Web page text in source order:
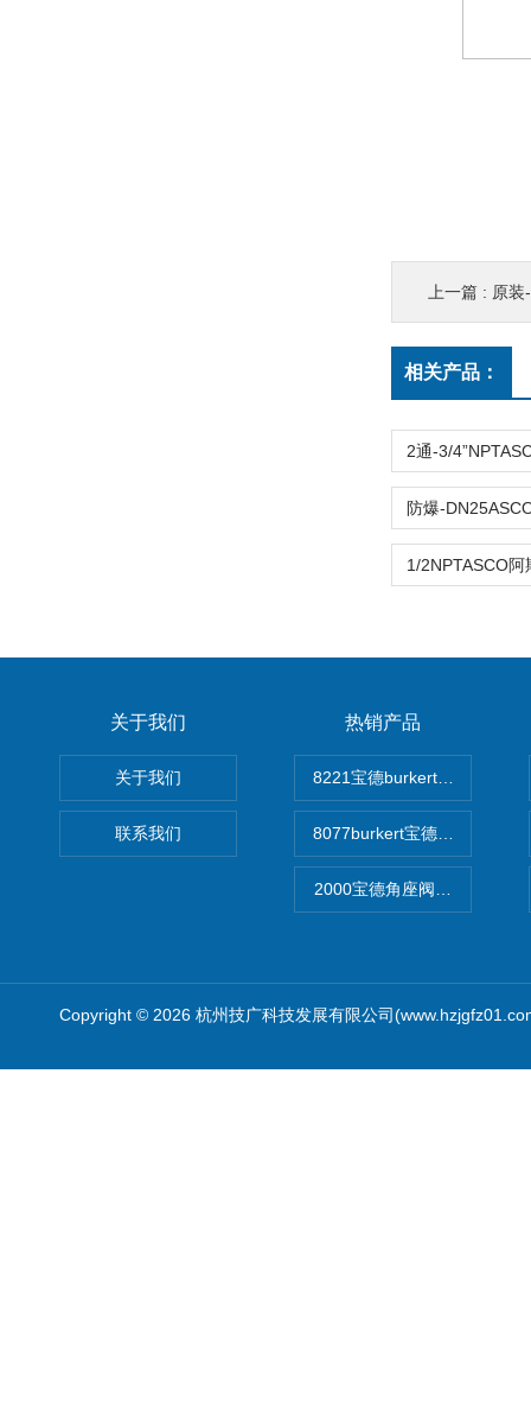
上一篇 : 原装-
相关产品：
关于我们
关于我们
联系我们
热销产品
8221宝德burkert电导率探头
8077burkert宝德椭圆齿轮脉
2000宝德角座阀德国宝帝
Copyright © 2026 杭州技广科技发展有限公司